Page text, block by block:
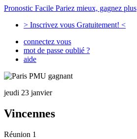
Pronostic Facile Pariez mieux, gagnez plus
> Inscrivez vous Gratuitement! <
connectez vous
mot de passe oublié ?
aide
jeudi 23 janvier
Vincennes
Réunion 1